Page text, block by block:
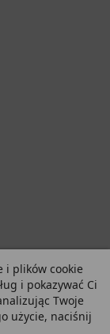
i plików cookie
i pokazywać Ci
Twoje
użycie, naciśnij